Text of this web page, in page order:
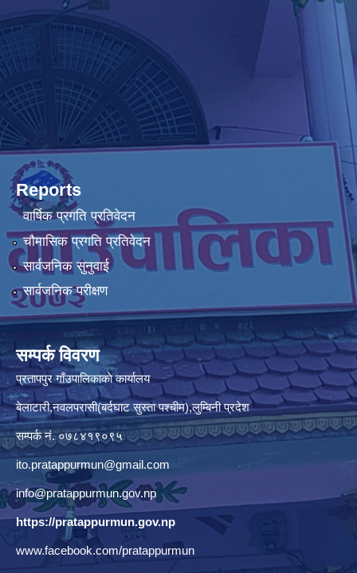
Reports
वार्षिक प्रगति प्रतिवेदन
चौमासिक प्रगति प्रतिवेदन
सार्वजनिक सुनुवाई
सार्वजनिक परीक्षण
सम्पर्क विवरण
प्रतापपुर गाँउपालिकाकाे कार्यालय
बेलाटारी,नवलपरासी(बर्दघाट सुस्ता पश्चीम),लुम्बिनी प्रदेश
सम्पर्क नं. ०७८४१९०९५
ito.pratappurmun@gmail.com
info@pratappurmun.gov.np
https://pratappurmun.gov.np
www.facebook.com/pratappurmun